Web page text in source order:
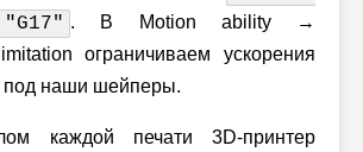
. В Motion ability →
ограничиваем ускорения
под наши шейперы.
каждой печати 3D-принтер